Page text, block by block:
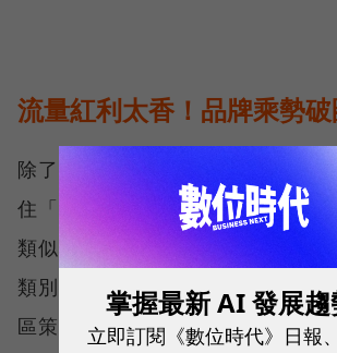
流量紅利太香！品牌乘勢
除了平均流量，做短影音的人更關
住「爆擊流量」，因為短影音演算
類似「瀑布流」，先以興趣分類，
類別中進行一層層少量的競爭，
區策略合作夥伴副總陳容歆表示，
掌握最新 AI 發展趨
立即訂閱《數位時代》日報